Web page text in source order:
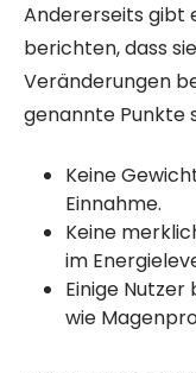
Andererseits gibt
berichten, dass
Veränderungen
genannte Punkte
Keine
Einnahme.
Keine
im
Einige
wie